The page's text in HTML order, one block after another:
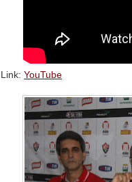
Link: YouTube